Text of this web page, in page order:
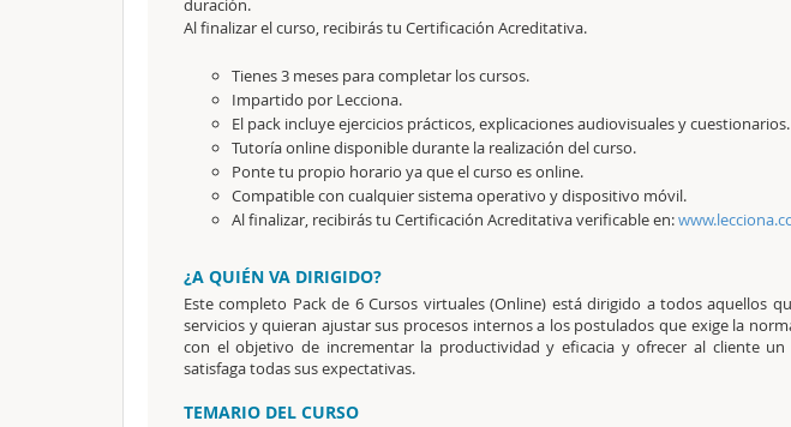
duración.
Al finalizar el curso, recibirás tu Certificación Acreditativa.
Tienes 3 meses para completar los cursos.
Impartido por Lecciona.
El pack incluye ejercicios prácticos, explicaciones audiovisuales y cuestionarios.
Tutoría online disponible durante la realización del curso.
Ponte tu propio horario ya que el curso es online.
Compatible con cualquier sistema operativo y dispositivo móvil.
Al finalizar, recibirás tu Certificación Acreditativa verificable en:
¿A QUIÉN VA DIRIGIDO?
Este completo Pack de 6 Cursos virtuales (Online) está dirigido a todos aquellos
servicios y quieran ajustar sus procesos internos a los postulados que exige la
con el objetivo de incrementar la productividad y eficacia y ofrecer al cliente un
satisfaga todas sus expectativas.
TEMARIO DEL CURSO